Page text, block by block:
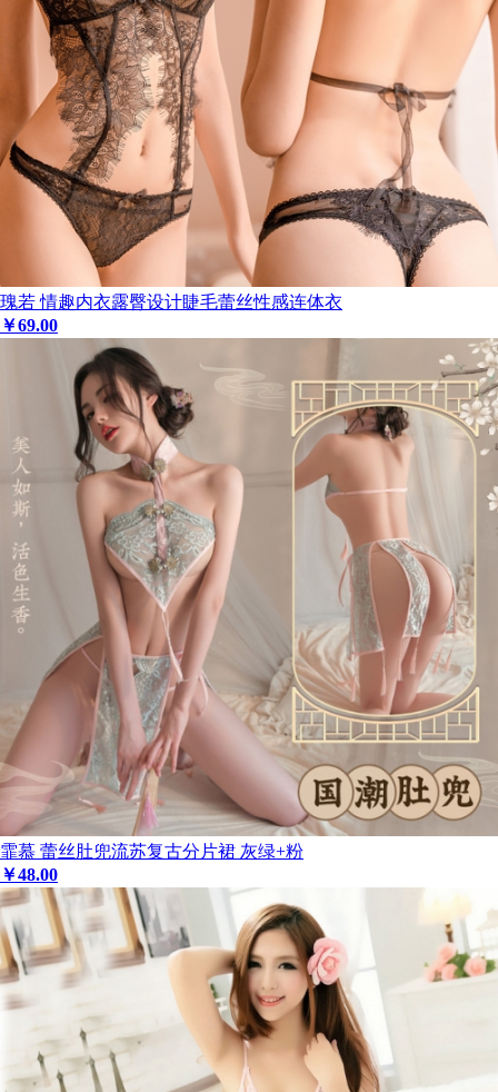
瑰若 情趣内衣露臀设计睫毛蕾丝性感连体衣
￥69.00
霏慕 蕾丝肚兜流苏复古分片裙 灰绿+粉
￥48.00